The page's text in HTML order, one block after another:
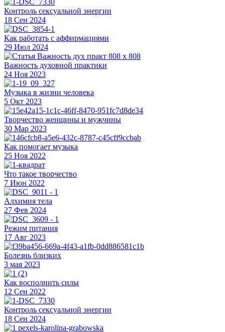
Контроль сексуальной энергии
18 Сен 2024
Как работать с аффирмациями
29 Июл 2024
Важность духовной практики
24 Ноя 2023
Музыка в жизни человека
5 Окт 2023
Творчество женщины и мужчины
30 Мар 2023
Как помогает музыка
25 Ноя 2022
Что такое творчество
7 Июн 2022
Алхимия тела
27 Фев 2024
Режим питания
17 Авг 2023
Болезнь близких
3 мая 2023
Как восполнить силы
12 Сен 2022
Контроль сексуальной энергии
18 Сен 2024